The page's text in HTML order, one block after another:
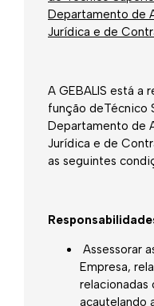
Departamento de
Jurídica e de
A GEBALIS está a
função deTécnico
Departamento de
Jurídica e de
as seguintes
Assessorar
Empresa,
relacionadas
acautelando